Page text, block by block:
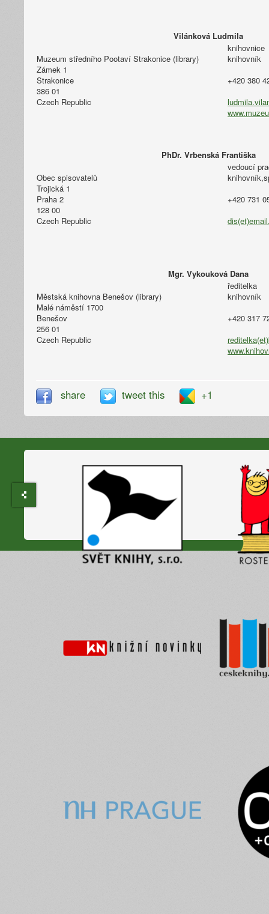
Vilánková Ludmila
Muzeum středního Pootaví Strakonice (library)
Zámek 1
Strakonice
386 01
Czech Republic
knihovnice
knihovník
+420 380
PhDr. Vrbenská Františka
Obec spisovatelů
Trojická 1
Praha 2
128 00
Czech Republic
vedoucí
+420 731
Mgr. Vykouková Dana
Městská knihovna Benešov (library)
Malé náměstí 1700
Benešov
256 01
Czech Republic
ředitelka
knihovník
+420 317
share tweet this +1